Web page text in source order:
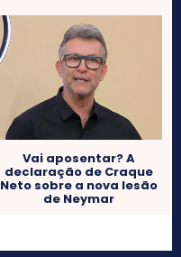
Vai aposentar? A
declaração de Craque
Neto sobre a nova lesão
de Neymar